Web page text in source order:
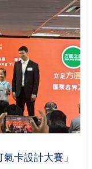
卡設計大賽」